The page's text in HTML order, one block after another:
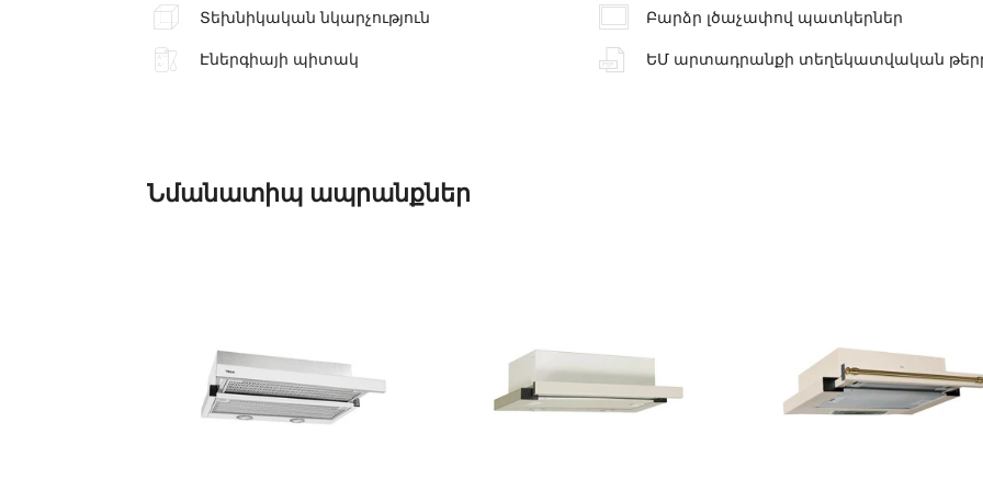
Տեխնիկական նկարչություն Բարձր լծաչափով պատկերներ
Էներգիայի պիտակ ԵՄ արտադրանքի տեղեկատվական
Նմանատիպ ապրանքներ